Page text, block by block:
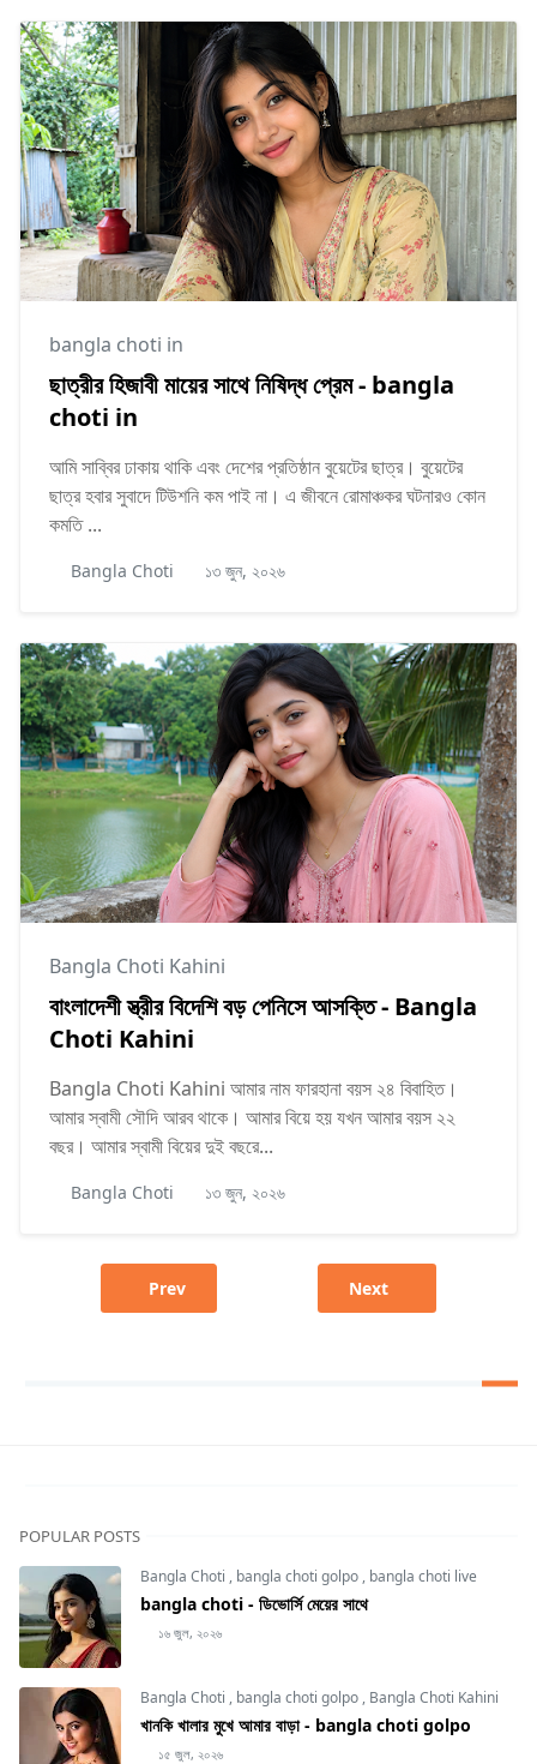
bangla choti in
ছাত্রীর হিজাবী মায়ের সাথে নিষিদ্ধ প্রেম - bangla
choti in
আমি সাব্বির ঢাকায় থাকি এবং দেশের প্রতিষ্ঠান বুয়েটের ছাত্র। বুয়েটের
ছাত্র হবার সুবাদে টিউশনি কম পাই না। এ জীবনে রোমাঞ্চকর ঘটনারও কোন
কমতি ...
Bangla Choti ১৩ জুন, ২০২৬
Bangla Choti Kahini
বাংলাদেশী স্ত্রীর বিদেশি বড় পেনিসে আসক্তি - Bangla
Choti Kahini
Bangla Choti Kahini আমার নাম ফারহানা বয়স ২৪ বিবাহিত।
আমার স্বামী সৌদি আরব থাকে। আমার বিয়ে হয় যখন আমার বয়স ২২
বছর। আমার স্বামী বিয়ের দুই বছরে...
Bangla Choti ১৩ জুন, ২০২৬
Prev Next
POPULAR POSTS
Bangla Choti , bangla choti golpo , bangla choti live
bangla choti - ডিভোর্সি মেয়ের সাথে
১৬ জুল, ২০২৬
Bangla Choti , bangla choti golpo , Bangla Choti Kahini
খানকি খালার মুখে আমার বাড়া - bangla choti golpo
১৫ জুল, ২০২৬